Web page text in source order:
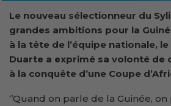
Le nouveau sélectionneur du
grandes ambitions pour la
à la tête de l’équipe nationale,
Duarte a exprimé sa volonté de
à la conquête d’une Coupe
‘’Quand on parle de la Guinée,